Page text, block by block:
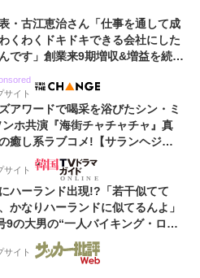
・古江恵治さん「仕事を通して成
くわくドキドキできる会社にした
です」創業来9期増収&増益を続け
サイト
アワードで喝采を浴びたシン・ミ
ホ共演『海街チャチャチャ』真
癒し系ラブコメ!【サランヘジョ
サイト
ハーランド出現!?「若干似てて
かなりハーランドに似てるんよ」
9の大男の“一人バイキング・ロ
題!「元気をもらった」
サイト